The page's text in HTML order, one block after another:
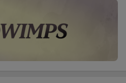
ーンの拡散で300円OFFクーポン